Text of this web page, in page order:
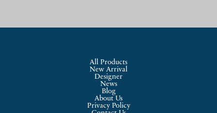
All Products
New Arrival
Designer
News
Blog
About Us
Privacy Policy